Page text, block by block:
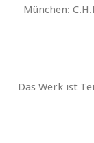
München:
Das Werk ist